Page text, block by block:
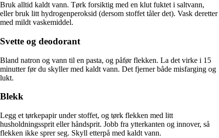
Bruk alltid kaldt vann. Tørk forsiktig med en klut fuktet i saltvann,
eller bruk litt hydrogenperoksid (dersom stoffet tåler det). Vask deretter
med mildt vaskemiddel.
Svette og deodorant
Bland natron og vann til en pasta, og påfør flekken. La det virke i 15
minutter før du skyller med kaldt vann. Det fjerner både misfarging og
lukt.
Blekk
Legg et tørkepapir under stoffet, og tørk flekken med litt
husholdningssprit eller håndsprit. Jobb fra ytterkanten og innover, så
flekken ikke sprer seg. Skyll etterpå med kaldt vann.